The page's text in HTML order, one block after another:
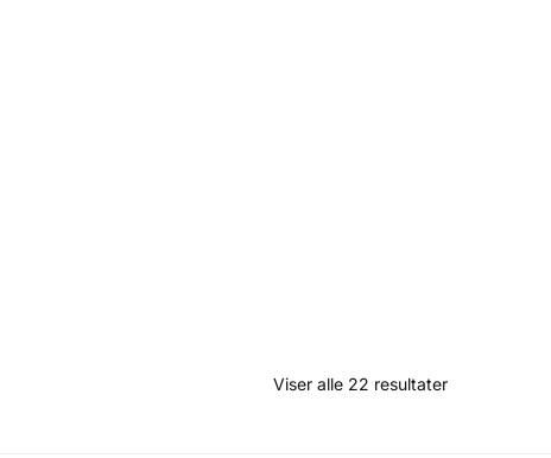
Viser alle 22 resultater